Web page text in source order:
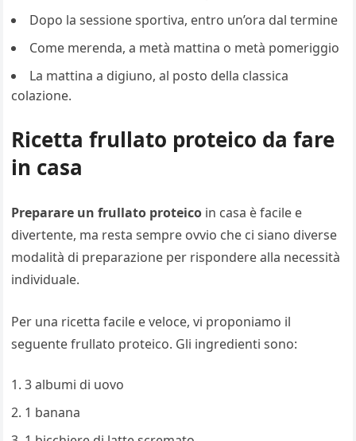
Dopo la sessione sportiva, entro un’ora dal termine
Come merenda, a metà mattina o metà pomeriggio
La mattina a digiuno, al posto della classica
colazione.
Ricetta frullato proteico da fare
in casa
Preparare un frullato proteico in casa è facile e
divertente, ma resta sempre ovvio che ci siano diverse
modalità di preparazione per rispondere alla necessità
individuale.
Per una ricetta facile e veloce, vi proponiamo il
seguente frullato proteico. Gli ingredienti sono:
3 albumi di uovo
1 banana